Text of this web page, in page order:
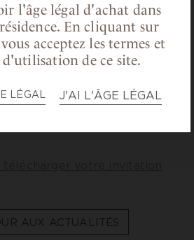
l'âge légal d'achat dans
En cliquant sur
acceptez les termes et
de ce site.
LÉGAL J'AI L'ÂGE LÉGAL
Horaires:
novembre : 10h à 20h
novembre : 10h à 20h
: 10h à 16h
AUX ACTUALITÉS